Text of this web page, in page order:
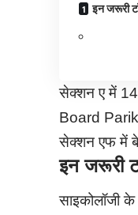
इन जरूरी
सेक्शन ए में 14
Board
सेक्शन एफ में
इन जरूरी
साइकोलॉजी के